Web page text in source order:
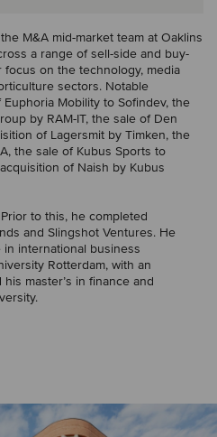
M&A mid-market team at Oaklins
a range of sell-side and buy-
focus on the technology, media
sectors. Notable
Mobility to Sofindev, the
by RAM-IT, the sale of Den
of Lagersmit by Timken, the
the sale of Kubus Sports to
of Naish by Kubus
to this, he completed
and Slingshot Ventures. He
international business
Rotterdam, with an
master’s in finance and